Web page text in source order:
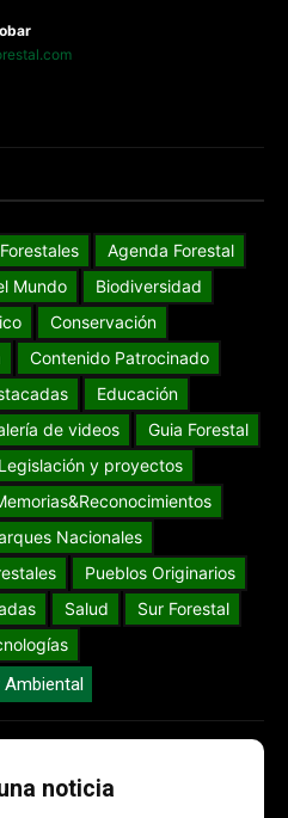
Agenda Forestal
Mundo
Biodiversidad
Conservación
Contenido Patrocinado
Educación
de videos
Guia Forestal
Legislación y proyectos
Nacionales
Pueblos Originarios
Salud
Sur Forestal
Ambiental
noticia